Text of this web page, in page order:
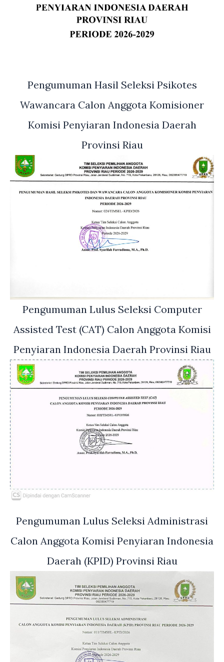
Pengumuman Hasil Seleksi Psikotes
Wawancara Calon Anggota Komisioner
Komisi Penyiaran Indonesia Daerah
Provinsi Riau
Pengumuman Lulus Seleksi Computer
Assisted Test (CAT) Calon Anggota Komisi
Penyiaran Indonesia Daerah Provinsi Riau
Pengumuman Lulus Seleksi Administrasi
Calon Anggota Komisi Penyiaran Indonesia
Daerah (KPID) Provinsi Riau